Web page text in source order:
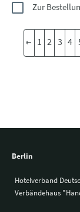
Zur
1 2 3 4
Berlin
Hotelverband
Verbändehaus